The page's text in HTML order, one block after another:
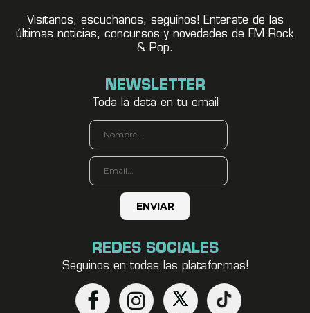
Visitanos, escuchanos, seguínos! Enterate de las
últimas noticias, concursos y novedades de FM Rock
& Pop.
NEWSLETTER
Toda la data en tu email
REDES SOCIALES
Seguinos en todas las plataformas!